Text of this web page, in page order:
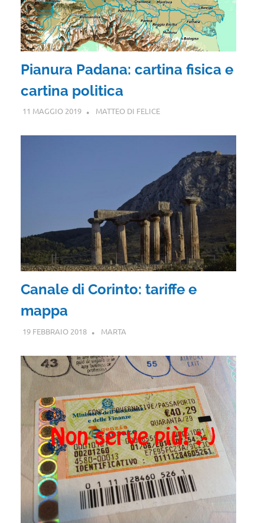
Pianura Padana: cartina fisica e
cartina politica
11 MAGGIO 2019 MATTEO DI FELICE
Canale di Corinto: tariffe e
mappa
19 FEBBRAIO 2018 MARTA